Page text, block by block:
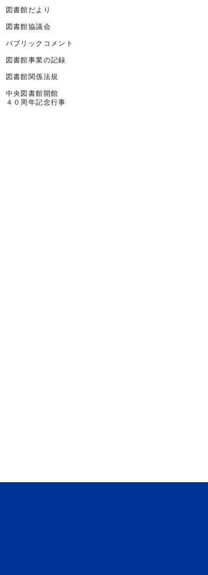
図書館だより
図書館協議会
パブリックコメント
図書館事業の記録
図書館関係法規
中央図書館開館
４０周年記念行事